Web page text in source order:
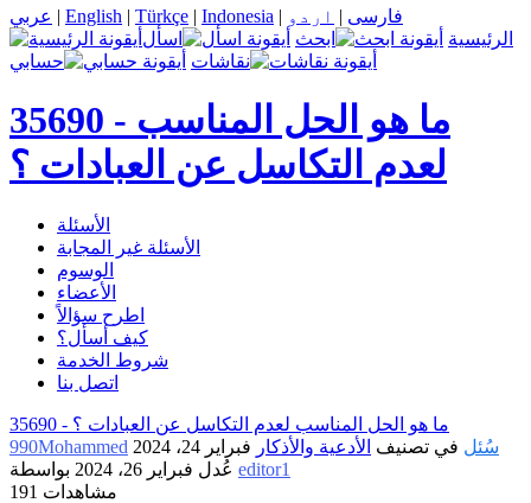
عربي | English | Türkçe | Indonesia | فارسی | اردو
الرئيسية
ابحث
اسأل
نقاشات
حسابي
35690 - ما هو الحل المناسب
لعدم التكاسل عن العبادات ؟
الأسئلة
الأسئلة غير المجابة
الوسوم
الأعضاء
اطرح سؤالاً
كيف أسأل؟
شروط الخدمة
اتصل بنا
35690 - ما هو الحل المناسب لعدم التكاسل عن العبادات ؟
990Mohammed
سُئل في تصنيف الأدعية والأذكار فبراير 24، 2024
عُدل فبراير 26، 2024
editor1
191 مشاهدات